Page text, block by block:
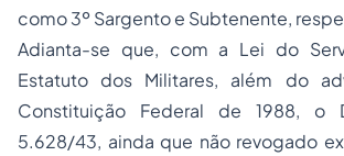
como 3º Sargento e Subtenente,
Adianta-se que, com a Lei do
Estatuto dos Militares, além do
Constituição Federal de 1988, o
5.628/43, ainda que não revogado